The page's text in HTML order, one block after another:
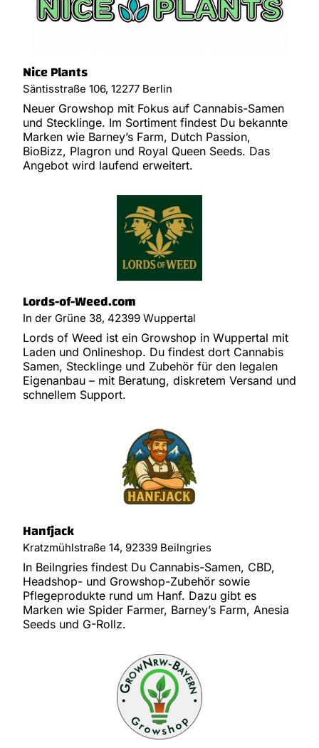
Nice Plants
Säntisstraße 106, 12277 Berlin
Neuer Growshop mit Fokus auf Cannabis-Samen
und Stecklinge. Im Sortiment findest Du bekannte
Marken wie Barney’s Farm, Dutch Passion,
BioBizz, Plagron und Royal Queen Seeds. Das
Angebot wird laufend erweitert.
Lords-of-Weed.com
In der Grüne 38, 42399 Wuppertal
Lords of Weed ist ein Growshop in Wuppertal mit
Laden und Onlineshop. Du findest dort Cannabis
Samen, Stecklinge und Zubehör für den legalen
Eigenanbau – mit Beratung, diskretem Versand und
schnellem Support.
Hanfjack
Kratzmühlstraße 14, 92339 Beilngries
In Beilngries findest Du Cannabis-Samen, CBD,
Headshop- und Growshop-Zubehör sowie
Pflegeprodukte rund um Hanf. Dazu gibt es
Marken wie Spider Farmer, Barney’s Farm, Anesia
Seeds und G-Rollz.